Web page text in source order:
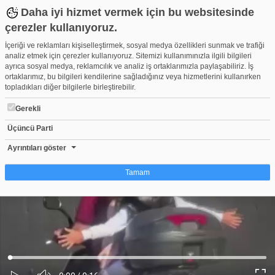
Daha iyi hizmet vermek için bu websitesinde
çerezler kullanıyoruz.
İçeriği ve reklamları kişiselleştirmek, sosyal medya özellikleri sunmak ve trafiği
analiz etmek için çerezler kullanıyoruz. Sitemizi kullanımınızla ilgili bilgileri
ayrıca sosyal medya, reklamcılık ve analiz iş ortaklarımızla paylaşabiliriz. İş
ortaklarımız, bu bilgileri kendilerine sağladığınız veya hizmetlerini kullanırken
topladıkları diğer bilgilerle birleştirebilir.
Gerekli
Üçüncü Parti
Ayrıntıları göster
Tamam
Çerez nedir?
Çerezler, web-sitelerinin, kullanıcıların deneyimlerini daha verimli hale getirmek
amacıyla kullandığı küçük metin dosyalarıdır. Yasalara göre, bu sitenin
işletilmesi için kesinlikle gerekli olan çerezleri cihazınıza yerleştirebiliyoruz.
Diğer çerez türleri için sizden izin almamız gerekiyor. Bu site farklı çerez türleri
kullanmaktadır. Bazı çerezler, sayfalarımızda yer alan üçüncü şahıs hizmetleri
tarafından yerleştirilir. İzniniz şu alanlar için geçerlidir: web.tv
Ses
Yüklendi:
Yükleniyor:
Bursa'da tehlikeli yolculuk: Kuralları hiçe sayan sürücü tepki